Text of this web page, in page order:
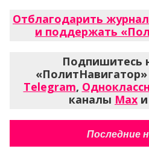
Отблагодарить
и поддержать
Подпишитесь
Telegram,
каналы Max и
Последние